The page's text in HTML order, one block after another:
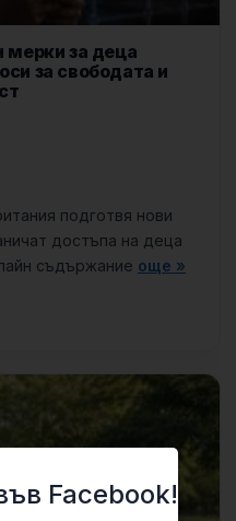
мерки за деца
за свободата и
подготвя нови
достъпа на деца
съдържание още »
Facebook!